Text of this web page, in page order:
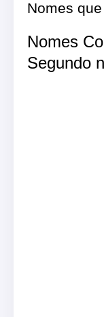
Nomes
Nomes
Segundo